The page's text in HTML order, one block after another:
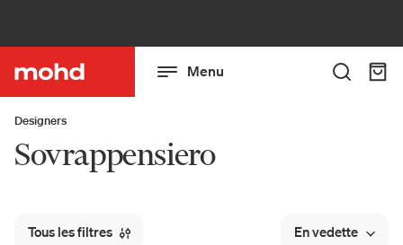
Menu
Designers
Sovrappensiero
Tous les filtres En vedette